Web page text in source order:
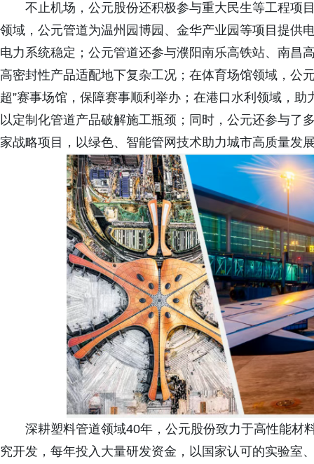
不止机场，公元股份还积极参与重大民生等工程项
领域，公元管道为温州园博园、金华产业园等项目提供
电力系统稳定；公元管道还参与濮阳南乐高铁站、南昌
高密封性产品适配地下复杂工况；在体育场馆领域，公
超”赛事场馆，保障赛事顺利举办；在港口水利领域，
以定制化管道产品破解施工瓶颈；同时，公元还参与了
家战略项目，以绿色、智能管网技术助力城市高质量发
深耕塑料管道领域40年，公元股份致力于高性能材
究开发，每年投入大量研发资金，以国家认可的实验室